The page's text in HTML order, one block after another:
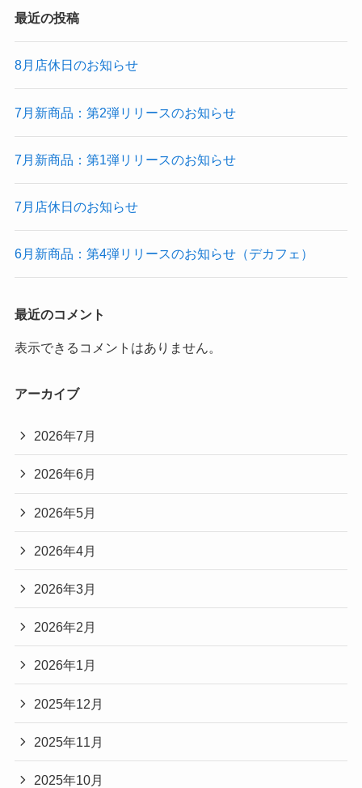
最近の投稿
8月店休日のお知らせ
7月新商品：第2弾リリースのお知らせ
7月新商品：第1弾リリースのお知らせ
7月店休日のお知らせ
6月新商品：第4弾リリースのお知らせ（デカフェ）
最近のコメント
表示できるコメントはありません。
アーカイブ
2026年7月
2026年6月
2026年5月
2026年4月
2026年3月
2026年2月
2026年1月
2025年12月
2025年11月
2025年10月